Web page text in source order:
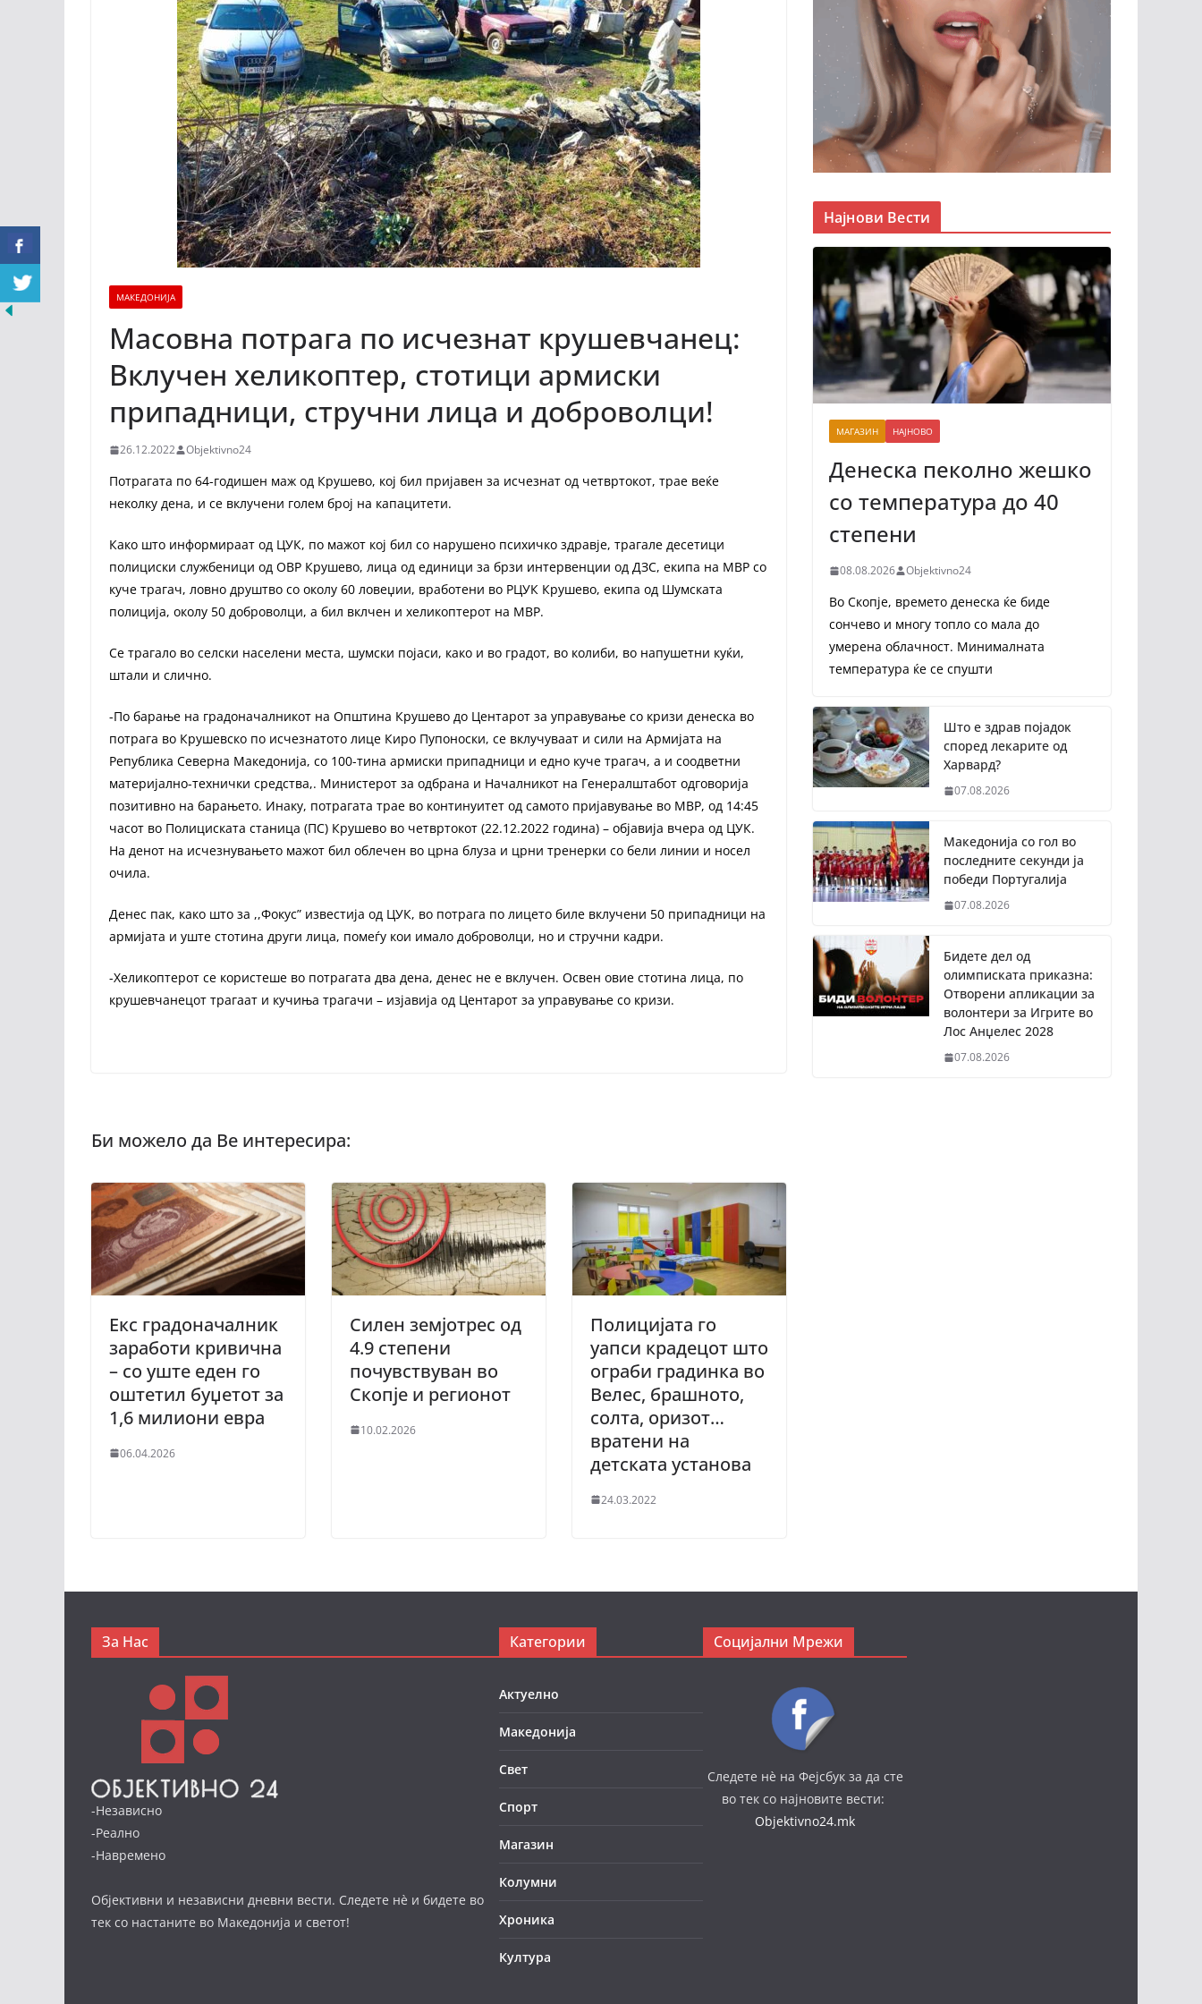
МАКЕДОНИЈА
Масовна потрага по исчезнат крушевчанец:
Вклучен хеликоптер, стотици армиски
припадници, стручни лица и доброволци!
26.12.2022 Objektivno24
Потрагата по 64-годишен маж од Крушево, кој бил пријавен за исчезнат од четвртокот, трае веќе
неколку дена, и се вклучени голем број на капацитети.
Како што информираат од ЦУК, по мажот кој бил со нарушено психичко здравје, трагале десетици
полициски службеници од ОВР Крушево, лица од единици за брзи интервенции од ДЗС, екипа на МВР со
куче трагач, ловно друштво со околу 60 ловеџии, вработени во РЦУК Крушево, екипа од Шумската
полиција, околу 50 доброволци, а бил вклчен и хеликоптерот на МВР.
Се трагало во селски населени места, шумски појаси, како и во градот, во колиби, во напушетни куќи,
штали и слично.
-По барање на градоначалникот на Општина Крушево до Центарот за управување со кризи денеска во
потрага во Крушевско по исчезнатото лице Киро Пупоноски, се вклучуваат и сили на Армијата на
Република Северна Македонија, со 100-тина армиски припадници и едно куче трагач, а и соодветни
материјално-технички средства,. Министерот за одбрана и Началникот на Генералштабот одговорија
позитивно на барањето. Инаку, потрагата трае во континуитет од самото пријавување во МВР, од 14:45
часот во Полициската станица (ПС) Крушево во четвртокот (22.12.2022 година) – објавија вчера од ЦУК.
На денот на исчезнувањето мажот бил облечен во црна блуза и црни тренерки со бели линии и носел
очила.
Денес пак, како што за ,,Фокус” известија од ЦУК, во потрага по лицето биле вклучени 50 припадници на
армијата и уште стотина други лица, помеѓу кои имало доброволци, но и стручни кадри.
-Хеликоптерот се користеше во потрагата два дена, денес не е вклучен. Освен овие стотина лица, по
крушевчанецот трагаат и кучиња трагачи – изјавија од Центарот за управување со кризи.
Екс градоначалник
заработи кривична
– со уште еден го
оштетил буџетот за
1,6 милиони евра
06.04.2026
Силен земјотрес од
4.9 степени
почувствуван во
Скопје и регионот
10.02.2026
Полицијата го
уапси крадецот што
ограби градинка во
Велес, брашното,
солта, оризот…
вратени на
детската установа
24.03.2022
Најнови Вести
МАГАЗИН НАЈНОВО
Денеска пеколно жешко
со температура до 40
степени
08.08.2026 Objektivno24
Во Скопје, времето денеска ќе биде
сончево и многу топло со мала до
умерена облачност. Минималната
температура ќе се спушти
Што е здрав појадок
според лекарите од
Харвард?
07.08.2026
Македонија со гол во
последните секунди ја
победи Португалија
07.08.2026
Бидете дел од
олимписката приказна:
Отворени апликации за
волонтери за Игрите во
Лос Анџелес 2028
07.08.2026
За Нас
-Независно
-Реално
-Навремено
Објективни и независни дневни вести. Следете нè и бидете во
тек со настаните во Македонија и светот!
Категории
Актуелно
Македонија
Свет
Спорт
Магазин
Колумни
Хроника
Култура
Социјални Мрежи
Следете нè на Фејсбук за да сте
во тек со најновите вести:
Objektivno24.mk